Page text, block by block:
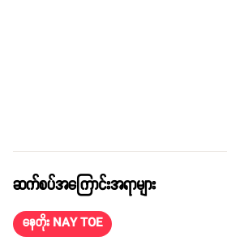
ဆက်စပ်အကြောင်းအရာများ
နေတိုး NAY TOE